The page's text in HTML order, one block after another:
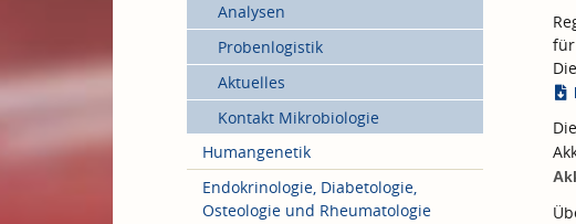
Analysen
Probenlogistik
Aktuelles
Kontakt Mikrobiologie
Humangenetik
Endokrinologie, Diabetologie,
Osteologie und Rheumatologie
für
Die